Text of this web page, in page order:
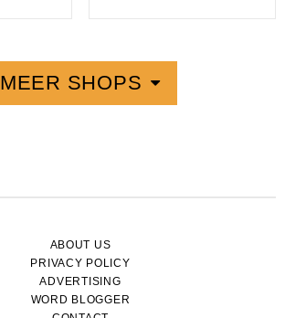
MEER SHOPS
ABOUT US
PRIVACY POLICY
ADVERTISING
WORD BLOGGER